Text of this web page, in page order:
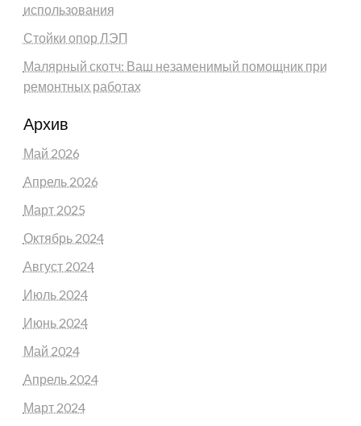
использования
Стойки опор ЛЭП
Малярный скотч: Ваш незаменимый помощник при
ремонтных работах
Архив
Май 2026
Апрель 2026
Март 2025
Октябрь 2024
Август 2024
Июль 2024
Июнь 2024
Май 2024
Апрель 2024
Март 2024